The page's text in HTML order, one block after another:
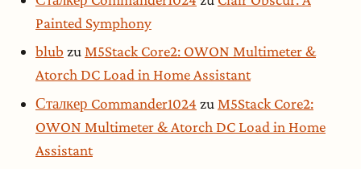
Painted Symphony
blub zuM5Stack Core2: OWON Multimeter &
Atorch DC Load in Home Assistant
Сталкер Commander1024 zu M5Stack Core2:
OWON Multimeter & Atorch DC Load in Home
Assistant